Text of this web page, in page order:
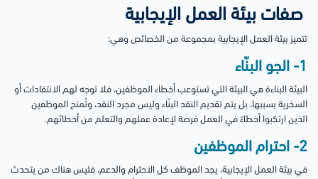
صفات بيئة العمل الإيجابية
تتميز بيئة العمل الإيجابية بمجموعة من الخصائص وهي:
1- الجو البنّاء
البيئة البناءة هي البيئة التي تستوعب أخطاء الموظفين، فلا توجه لهم الانتقادات أو
السخرية بسببها، بل يتم تقديم النقد البنّاء وليس مجرد النقد، وتُمنح الموظفين
الذين ارتكبوا أخطاءً في العمل فرصة لإعادة عملهم والتعلم من أخطائهم.
2- احترام الموظفين
في بيئة العمل الإيجابية، يجد الموظف كل الاحترام والدعم، فليس هناك من يتحدث